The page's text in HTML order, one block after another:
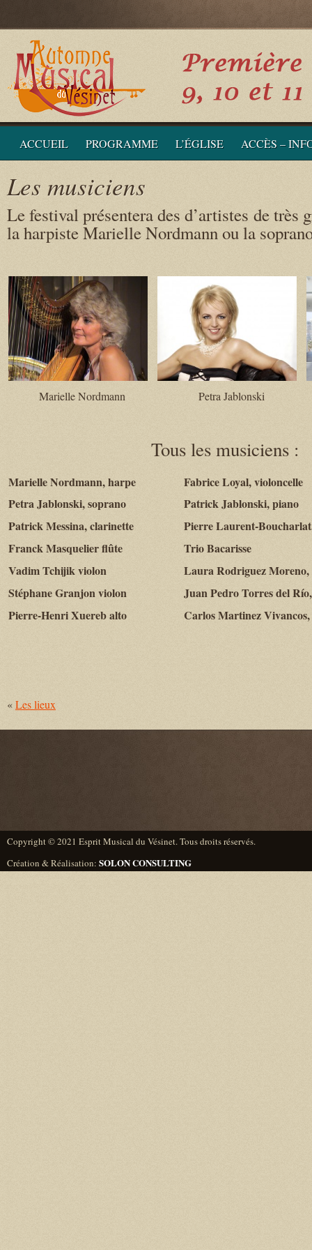
ACCUEIL PROGRAMME L’ÉGLISE ACCÈS –
Les musiciens
Le festival présentera des d’artistes de très
la harpiste Marielle Nordmann ou la
Marielle Nordmann Petra Jablonski
Tous les musiciens :
Marielle Nordmann, harpe
Petra Jablonski, soprano
PatrickMessina, clarinette
FranckMasquelierflûte
VadimTchijikviolon
StéphaneGranjonviolon
Pierre-HenriXuerebalto
Fabrice Loyal, violoncelle
Patrick Jablonski, piano
Pierre Laurent-Boucharlat
TrioBacarisse
Laura Rodriguez
Juan Pedro Torresdel
Carlos MartinezVivancos
«Les lieux
Copyright © 2021 Esprit Musical du Vésinet. Tous droits réservés.
Création & Réalisation: SOLON CONSULTING